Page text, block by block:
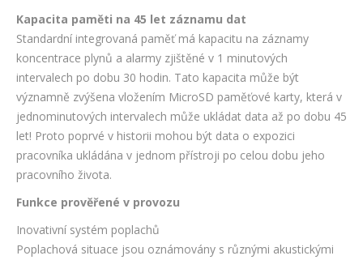
Kapacita paměti na 45 let záznamu dat
Standardní integrovaná paměť má kapacitu na záznamy
koncentrace plynů a alarmy zjištěné v 1 minutových
intervalech po dobu 30 hodin. Tato kapacita může být
významně zvýšena vložením MicroSD paměťové karty, která v
jednominutových intervalech může ukládat data až po dobu 45
let! Proto poprvé v historii mohou být data o expozici
pracovníka ukládána v jednom přístroji po celou dobu jeho
pracovního života.
Funkce prověřené v provozu
Inovativní systém poplachů
Poplachová situace jsou oznámovány s různými akustickými